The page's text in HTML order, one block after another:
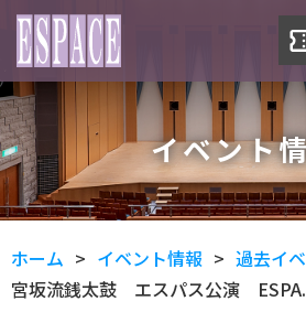
イベント
ホーム イベント情報
過去イ
宮坂流銭太鼓 エスパス公演